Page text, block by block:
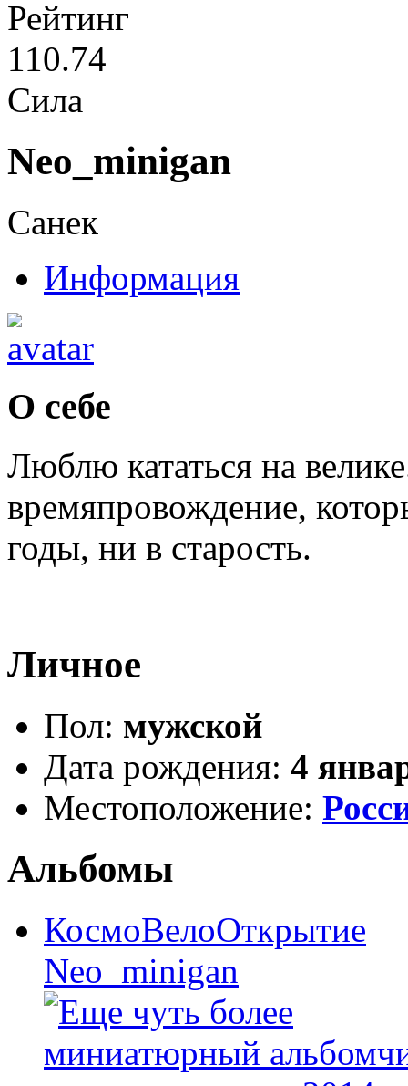
Рейтинг
110.74
Сила
Neo_minigan
Санек
Информация
О себе
Люблю кататься на
времяпровождение,
годы, ни в старость.
Личное
Пол: мужской
Дата рождения: 4
Местоположение:
Альбомы
КосмоВелоОткрытие
Neo_minigan